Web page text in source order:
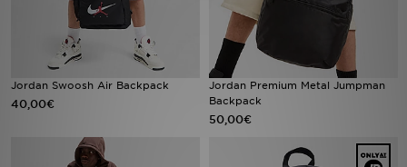
Jordan Swoosh Air Backpack
40,00€
Jordan Premium Metal Jumpman
Backpack
50,00€
Minun viestini
Asiakaspalvelu ja tietoa